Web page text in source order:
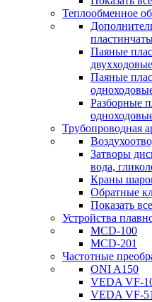
Теплообменное
Паяные
Паяные
Разборные
Трубопроводная
Затворы
вода,
Краны
Обратные
Показать все
Устройства
MCD-100
MCD-201
Частотные
ONI A150
VEDA VF-
VEDA VF-51